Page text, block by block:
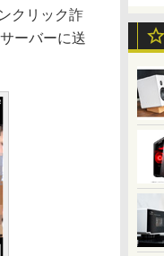
クリック詐
ーバーに送